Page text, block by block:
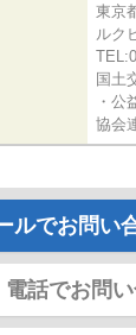
東京
ルク
国土
・公
協会
ルでお問い
電話でお問